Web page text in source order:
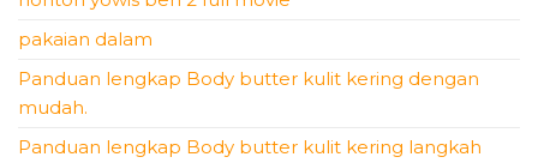
pakaian dalam
Panduan lengkap Body butter kulit kering dengan
mudah.
Panduan lengkap Body butter kulit kering langkah